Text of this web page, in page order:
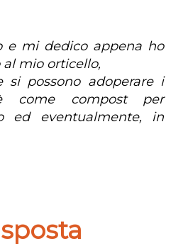
e mi dedico appena ho
mio orticello,
si possono adoperare i
come compost per
ed eventualmente, in